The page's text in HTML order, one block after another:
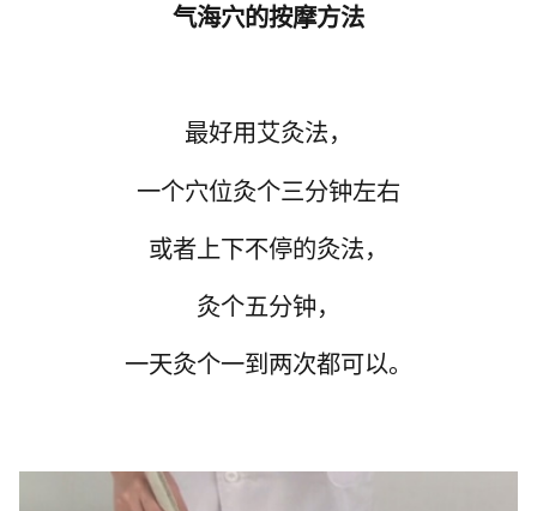
气海穴的按摩方法
最好用艾灸法，
一个穴位灸个三分钟左右
或者上下不停的灸法，
灸个五分钟，
一天灸个一到两次都可以。